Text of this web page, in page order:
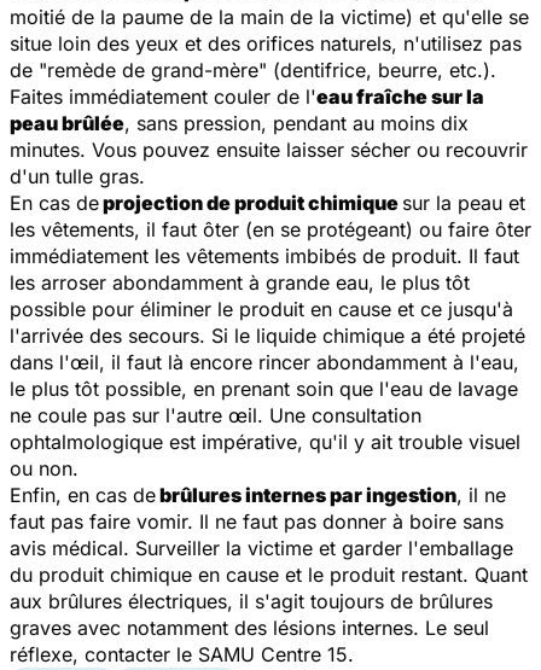
moitié de la paume de la main de la victime) et qu'elle se
situe loin des yeux et des orifices naturels, n'utilisez pas
de "remède de grand-mère" (dentifrice, beurre, etc.).
Faites immédiatement couler de l'eau fraîche sur la
peau brûlée, sans pression, pendant au moins dix
minutes. Vous pouvez ensuite laisser sécher ou recouvrir
d'un tulle gras.
En cas deprojection de produit chimique sur la peau et
les vêtements, il faut ôter (en se protégeant) ou faire ôter
immédiatement les vêtements imbibés de produit. Il faut
les arroser abondamment à grande eau, le plus tôt
possible pour éliminer le produit en cause et ce jusqu'à
l'arrivée des secours. Si le liquide chimique a été projeté
dans l'œil, il faut là encore rincer abondamment à l'eau,
le plus tôt possible, en prenant soin que l'eau de lavage
ne coule pas sur l'autre œil. Une consultation
ophtalmologique est impérative, qu'il y ait trouble visuel
ou non.
Enfin, en cas debrûlures internes par ingestion, il ne
faut pas faire vomir. Il ne faut pas donner à boire sans
avis médical. Surveiller la victime et garder l'emballage
du produit chimique en cause et le produit restant. Quant
aux brûlures électriques, il s'agit toujours de brûlures
graves avec notamment des lésions internes. Le seul
réflexe, contacter le SAMU Centre 15.